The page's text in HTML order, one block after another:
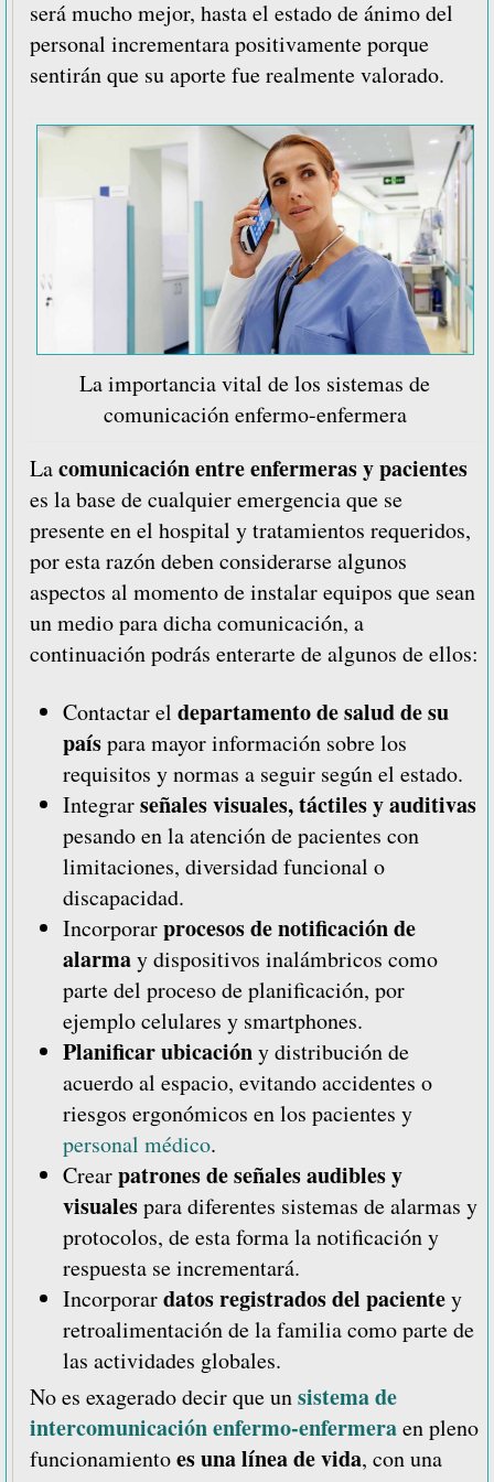
será mucho mejor, hasta el estado de ánimo del
personal incrementara positivamente porque
sentirán que su aporte fue realmente valorado.
La importancia vital de los sistemas de
comunicación enfermo-enfermera
Lacomunicación entre enfermeras y pacientes
es la base de cualquier emergencia que se
presente en el hospital y tratamientos requeridos,
por esta razón deben considerarse algunos
aspectos al momento de instalar equipos que sean
un mediopara dicha comunicación, a
continuación podrás enterarte de algunos de ellos:
Contactar el departamento de salud de su
paíspara mayor información sobre los
requisitos y normas a seguir según el estado.
Integrarseñales visuales, táctiles y auditivas
pesando en la atención de pacientes con
limitaciones, diversidad funcional o
discapacidad.
Incorporarprocesos de notificación de
alarmay dispositivos inalámbricos como
parte del proceso de planificación, por
ejemplo celulares y smartphones.
Planificar ubicacióny distribución de
acuerdo al espacio, evitando accidentes o
riesgos ergonómicos en los pacientes y
personal médico.
Crearpatrones de señales audibles y
visualespara diferentes sistemas de alarmas y
protocolos, de esta forma la notificación y
respuesta se incrementará.
Incorporardatos registrados del pacientey
retroalimentación de la familia como parte de
las actividades globales.
No es exagerado decir que unsistema de
intercomunicación enfermo-enfermeraen pleno
funcionamientoes una línea de vida, con una